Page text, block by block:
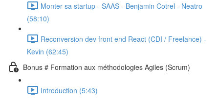
Monter sa startup - SAAS - Benjamin Cotrel - Neatro
(58:10)
Reconversion dev front end React (CDI / Freelance) -
Kevin (62:45)
Bonus # Formation aux méthodologies Agiles (Scrum)
Introduction (5:43)